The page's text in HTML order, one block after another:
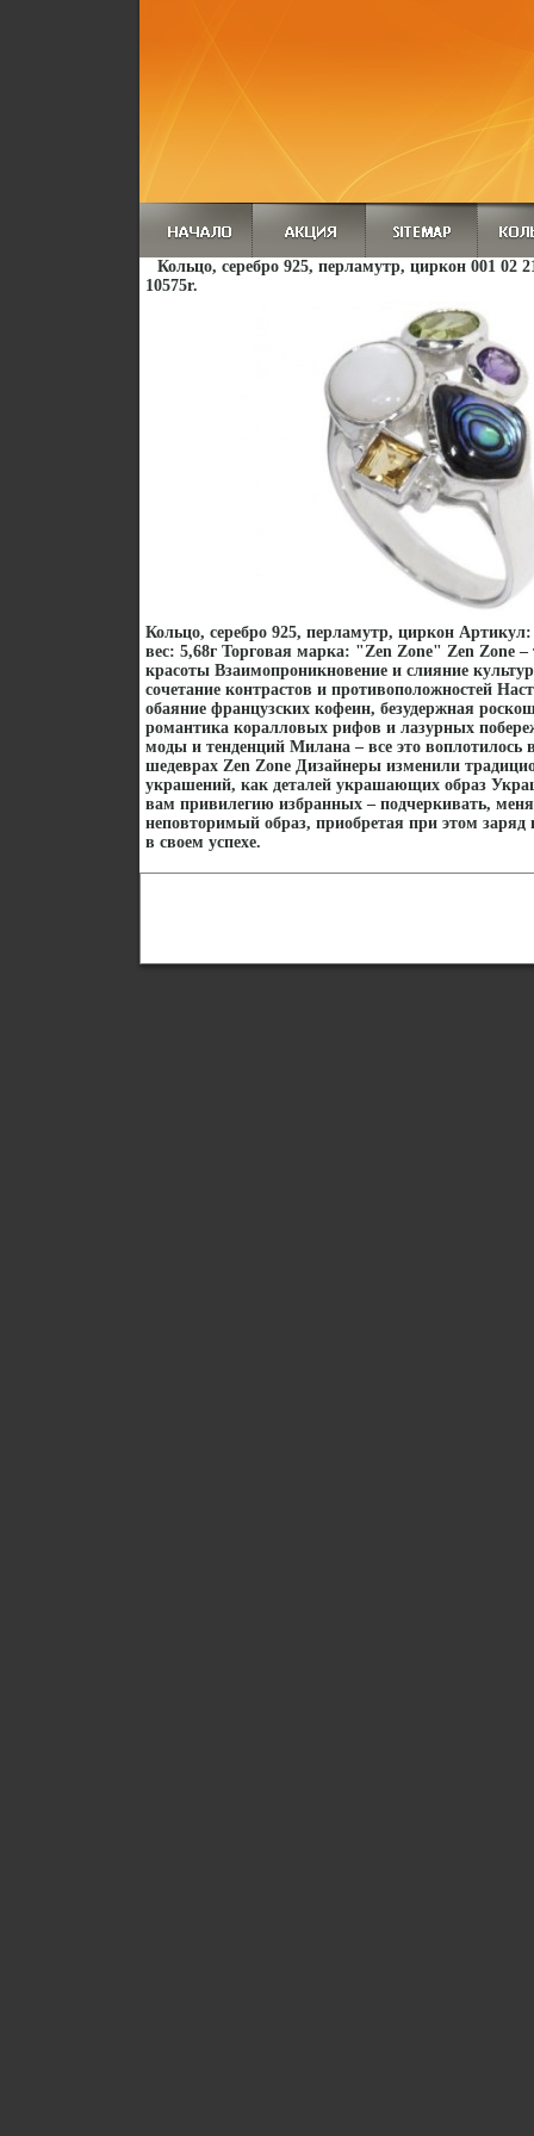
Кольцо, серебро 925, перламутр, циркон 001 02
10575r.
Кольцо, серебро 925, перламутр, циркон
вес: 5,68г Торговая марка: "Zen Zone" Zen Zone
красоты Взаимопроникновение и слияние
сочетание контрастов и противоположностей
обаяние французских кофеин, безудержная
романтика коралловых рифов и лазурных
моды и тенденций Милана – все это
шедеврах Zen Zone Дизайнеры изменили
украшений, как деталей украшающих образ
вам привилегию избранных – подчеркивать,
неповторимый образ, приобретая при этом заряд
в своем успехе.